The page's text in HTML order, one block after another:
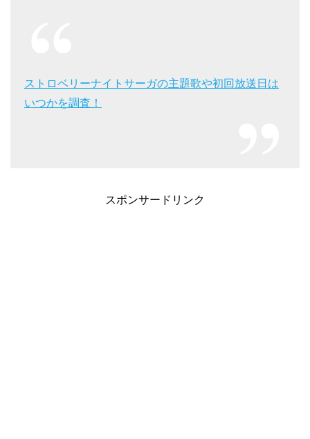
ストロベリーナイトサーガの主題歌や初回放送日は
いつかを調査！
スポンサードリンク